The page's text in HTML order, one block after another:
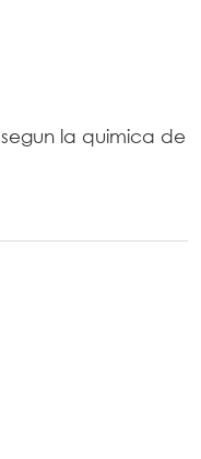
la quimica de